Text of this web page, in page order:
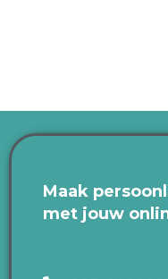
Maak
met jouw